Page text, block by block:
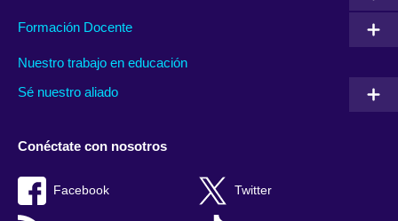
Formación Docente
Nuestro trabajo en educación
Sé nuestro aliado
Conéctate con nosotros
Facebook Twitter